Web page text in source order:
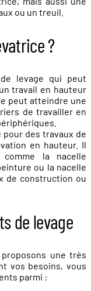
ou un treuil.
?
levage qui peut
travail en hauteur
peut atteindre une
de travailler en
pour des travaux de
en hauteur. Il
la nacelle
ou la nacelle
de construction ou
de levage
proposons une très
vos besoins, vous
parmi :